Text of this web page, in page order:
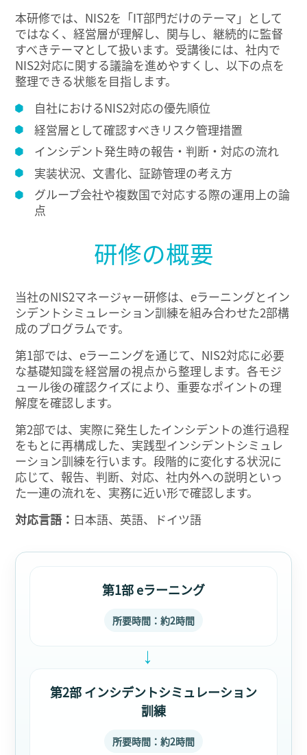
本研修では、NIS2を「IT部門だけのテーマ」として
ではなく、経営層が理解し、関与し、継続的に監督
すべきテーマとして扱います。受講後には、社内で
NIS2対応に関する議論を進めやすくし、以下の点を
整理できる状態を目指します。
自社におけるNIS2対応の優先順位
経営層として確認すべきリスク管理措置
インシデント発生時の報告・判断・対応の流れ
実装状況、文書化、証跡管理の考え方
グループ会社や複数国で対応する際の運用上の論
点
研修の概要
当社のNIS2マネージャー研修は、eラーニングとイン
シデントシミュレーション訓練を組み合わせた2部構
成のプログラムです。
第1部では、eラーニングを通じて、NIS2対応に必要
な基礎知識を経営層の視点から整理します。各モジ
ュール後の確認クイズにより、重要なポイントの理
解度を確認します。
第2部では、実際に発生したインシデントの進行過程
をもとに再構成した、実践型インシデントシミュレ
ーション訓練を行います。段階的に変化する状況に
応じて、報告、判断、対応、社内外への説明といっ
た一連の流れを、実務に近い形で確認します。
対応言語： 日本語、英語、ドイツ語
第1部 eラーニング
所要時間：約2時間
→
第2部 インシデントシミュレーション
訓練
所要時間：約2時間